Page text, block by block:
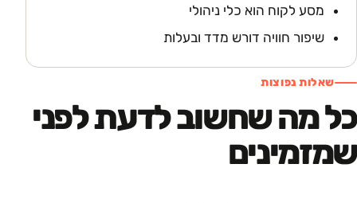
מסע לקוח הוא כלי ניהולי
שיפור חוויה דורש מדד ובעלות
שאלות נפוצות
כל מה שחשוב לדעת לפני
שמזמינים